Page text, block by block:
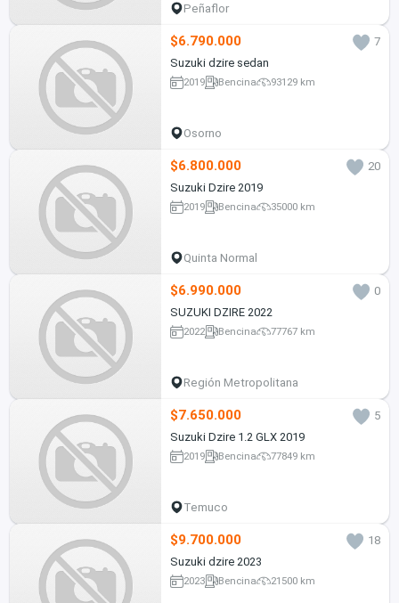
Peñaflor
$6.790.000
7
Suzuki dzire sedan
2019 Bencina 93129 km
Osorno
$6.800.000
20
Suzuki Dzire 2019
2019 Bencina 35000 km
Quinta Normal
$6.990.000
0
SUZUKI DZIRE 2022
2022 Bencina 77767 km
Región Metropolitana
$7.650.000
5
Suzuki Dzire 1.2 GLX 2019
2019 Bencina 77849 km
Temuco
$9.700.000
18
Suzuki dzire 2023
2023 Bencina 21500 km